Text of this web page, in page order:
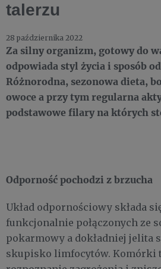
talerzu
28 października 2022
Za silny organizm, gotowy do
odpowiada styl życia i sposób
Różnorodna, sezonowa dieta,
owoce a przy tym regularna
podstawowe filary na których
Odporność pochodzi z brzucha
Układ odpornościowy składa
funkcjonalnie połączonych ze
pokarmowy a dokładniej jelita
skupisko limfocytów. Komórki